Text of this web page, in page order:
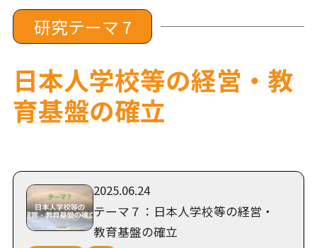
研究テーマ3
研究テーマ5
研究テーマ7
研究テーマ 7
日本人学校等の経営・教
育基盤の確立
2025.06.24
テーマ７：日本人学校等の経営・
教育基盤の確立